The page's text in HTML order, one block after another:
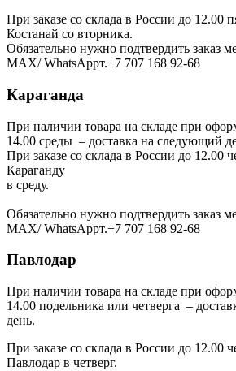
При заказе со склада в России до 12.00
Костанай со вторника.
Обязательно нужно подтвердить заказ
МАХ/ WhatsAppт.+7 707 168 92-68
Караганда
При наличии товара на складе при
14.00 среды – доставка на следующий
При заказе со склада в России до 12.00
Караганду
в среду.
Обязательно нужно подтвердить заказ
МАХ/ WhatsAppт.+7 707 168 92-68
Павлодар
При наличии товара на складе при
14.00 подельника или четверга –
день.
При заказе со склада в России до 12.00
Павлодар в четверг.